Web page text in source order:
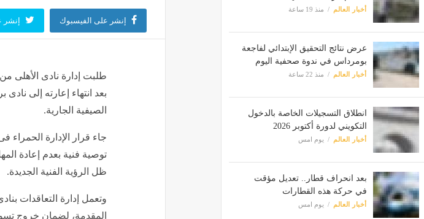
أخبار العالم منذ 19 ساعة
عرض نتائج التحقيق الإبتدائي لفاجعة
بومرداس في ندوة صحفية اليوم
أخبار العالم منذ 22 ساعة
انطلاق التسجيلات الخاصة بالدخول
التكويني لدورة أكتوبر 2026
أخبار العالم يوم امس
بعد انحراف قطار.. تعديل مؤقت
في حركة هذه القطارات
أخبار العالم يوم امس
إنشر على الفيسبوك إنشر
طلبت إدارة نادى الأهلى
بعد انتهاء إعارته إلى
الصيفية الجارية.
جاء قرار الإدارة
توصية فنية بعدم إعادة
ظل الرؤية الفنية الجديدة.
وتعمل إدارة التعاقدات
المقدمة، لضمان خروج